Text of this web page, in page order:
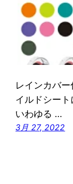
レインカバ
イルドシート
いわゆる …
3月 27, 2022